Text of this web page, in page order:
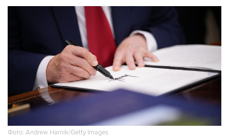
Фото: Andrew Harnik/Getty Images